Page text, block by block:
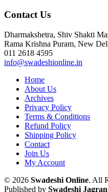
Contact Us
Dharmakshetra, Shiv Shakti
Rama Krishna Puram, New
011 2618 4595
info@swadeshionline.in
Home
About Us
Archives
Privacy Policy
Terms & Conditions
Refund Policy
Shipping Policy
Contact
Join Us
My Account
© 2026 Swadeshi Online. All
Published by Swadeshi